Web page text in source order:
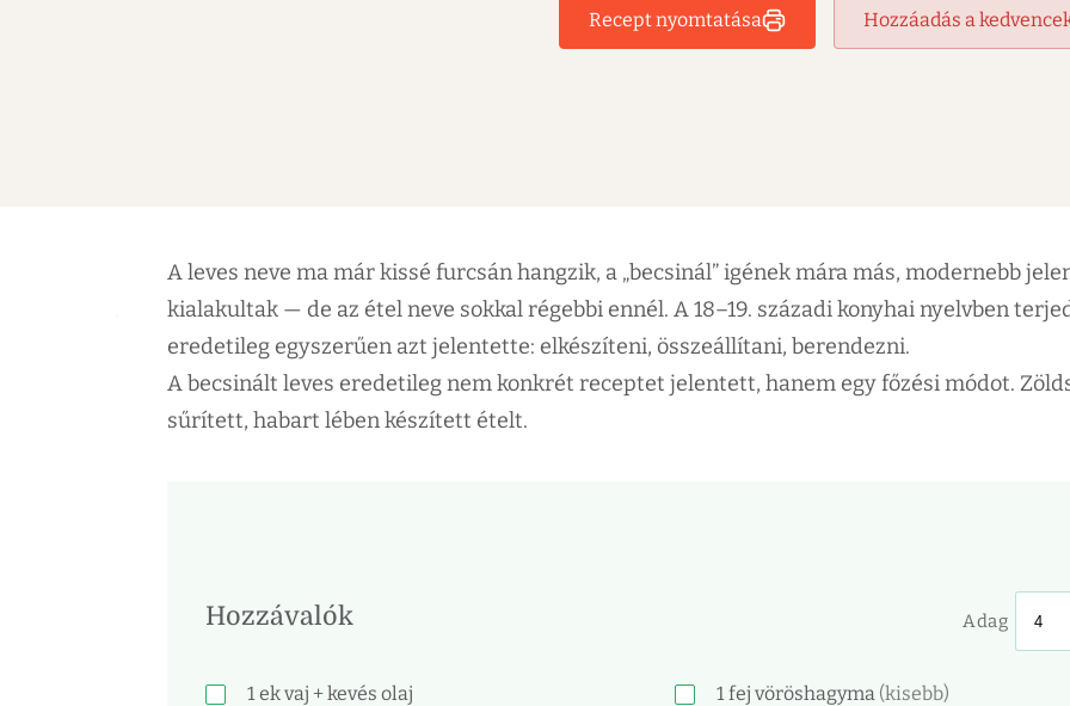
Recept nyomtatása Hozzáadás a
A leves neve ma már kissé furcsán hangzik, a „becsinál” igének mára más, modernebb
kialakultak — de az étel neve sokkal régebbi ennél. A 18–19. századi konyhai nyelvben
eredetileg egyszerűen azt jelentette: elkészíteni, összeállítani, berendezni.
A becsinált leves eredetileg nem konkrét receptet jelentett, hanem egy főzési módot.
sűrített, habart lében készített ételt.
Hozzávalók Adag
1ekvaj + kevés olaj 1fej vöröshagyma (kisebb)